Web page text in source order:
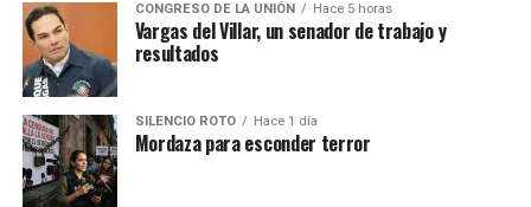
CONGRESO DE LA UNIÓN Hace 5 horas
Vargas del Villar, un senador de trabajo y
resultados
SILENCIO ROTO Hace 1 día
Mordaza para esconder terror